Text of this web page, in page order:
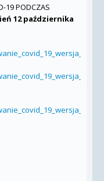
19 PODCZAS
12 października